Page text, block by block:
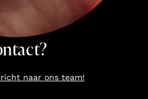
naar ons team!